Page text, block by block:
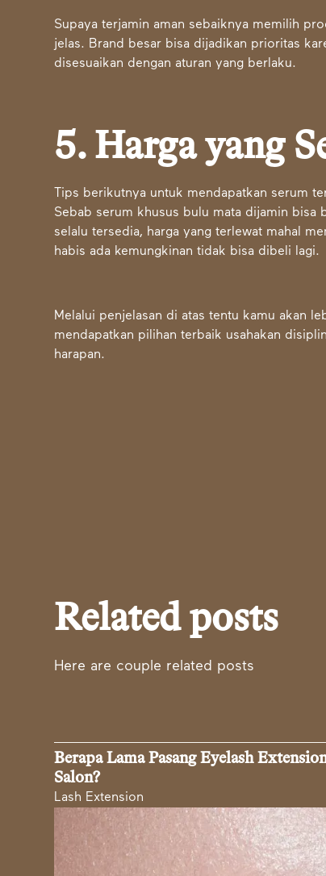
Supaya terjamin aman sebaiknya memilih
jelas. Brand besar bisa dijadikan prioritas
disesuaikan dengan aturan yang berlaku.
5. Harga yang
Tips berikutnya untuk mendapatkan serum
Sebab serum khusus bulu mata dijamin bisa
selalu tersedia, harga yang terlewat mahal
habis ada kemungkinan tidak bisa dibeli lagi.
Melalui penjelasan di atas tentu kamu akan
mendapatkan pilihan terbaik usahakan
harapan.
Related posts
Here are couple related posts
Berapa Lama Pasang Eyelash
Salon?
Lash Extension